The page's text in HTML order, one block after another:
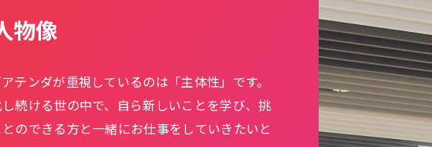
物像
テンダが重視しているのは「主体性」です。
続ける世の中で、自ら新しいことを学び、挑
のできる方と一緒にお仕事をしていきたいと